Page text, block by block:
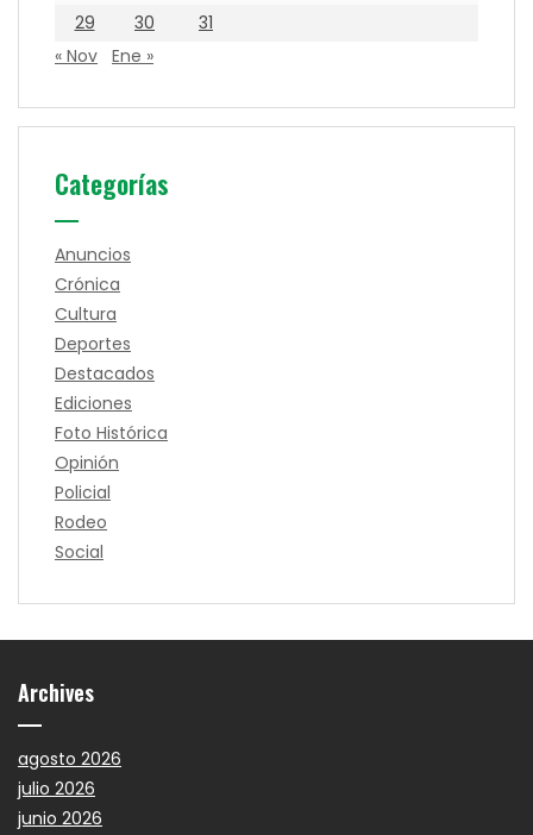
29
30
31
« Nov Ene »
Categorías
Anuncios
Crónica
Cultura
Deportes
Destacados
Ediciones
Foto Histórica
Opinión
Policial
Rodeo
Social
Archives
agosto 2026
julio 2026
junio 2026